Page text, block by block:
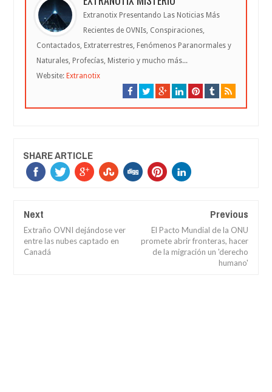
Extranotix Presentando Las Noticias Más
Recientes de OVNIs, Conspiraciones,
Contactados, Extraterrestres, Fenómenos Paranormales y
Naturales, Profecías, Misterio y mucho más...
Website: Extranotix
SHARE ARTICLE
Next
Extraño OVNI dejándose ver
entre las nubes captado en
Canadá
Previous
El Pacto Mundial de la ONU
promete abrir fronteras, hacer
de la migración un 'derecho
humano'